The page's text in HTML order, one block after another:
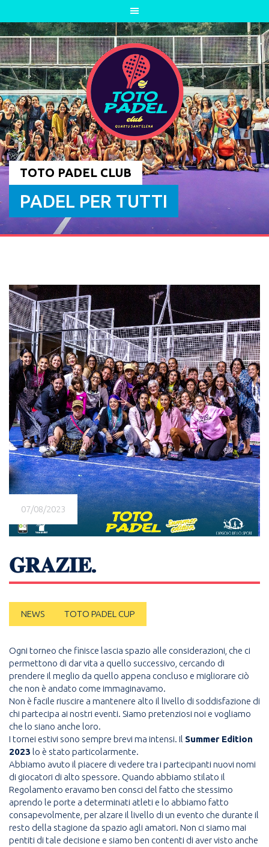
to
content
TOTO PADEL CLUB
PADEL PER TUTTI
𝐆𝐑𝐀𝐙𝐈𝐄.
NEWS TOTO PADEL CUP
07/08/2023
Ogni torneo che finisce lascia spazio alle considerazioni, che ci
permettono di dar vita a quello successivo, cercando di
prendere il meglio da quello appena concluso e migliorare ciò
che non è andato come immaginavamo.
Non è facile riuscire a mantenere alto il livello di soddisfazione di
chi partecipa ai nostri eventi. Siamo pretenziosi noi e vogliamo
che lo siano anche loro.
I tornei estivi sono sempre brevi ma intensi. Il Summer Edition
2023 lo è stato particolarmente.
Abbiamo avuto il piacere di vedere tra i partecipanti nuovi nomi
di giocatori di alto spessore. Quando abbiamo stilato il
Regolamento eravamo ben consci del fatto che stessimo
aprendo le porte a determinati atleti e lo abbiamo fatto
consapevolmente, per alzare il livello di un evento che durante il
resto della stagione da spazio agli amatori. Non ci siamo mai
pentiti di tale decisione e siamo ben contenti di aver visto anche